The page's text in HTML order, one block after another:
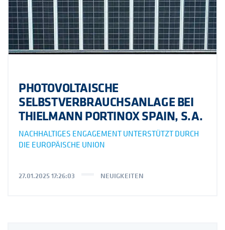
PHOTOVOLTAISCHE
SELBSTVERBRAUCHSANLAGE BEI
THIELMANN PORTINOX SPAIN, S.A.
NACHHALTIGES ENGAGEMENT UNTERSTÜTZT DURCH
DIE EUROPÄISCHE UNION
27.01.2025 17:26:03 NEUIGKEITEN